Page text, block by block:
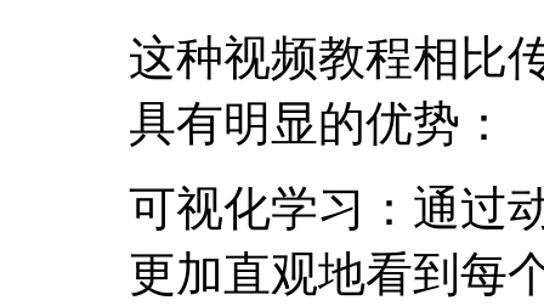
这种视频教程相比
具有明显的优势：
可视化学习：通过
更加直观地看到每